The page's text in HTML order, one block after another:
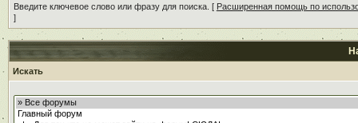
Введите ключевое слово или фразу для поиска. [ Расширенная помощь по
]
Искать